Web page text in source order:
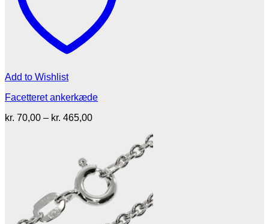
Add to Wishlist
Facetteret ankerkæde
kr. 70,00 – kr. 465,00Prisinterval:
kr. 465,00